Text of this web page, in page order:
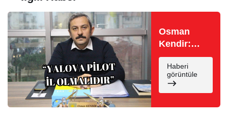
Osman
Kendir:
“Yalova
Pilot İl İlan
Edilmelidir”
Haberi
görüntüle